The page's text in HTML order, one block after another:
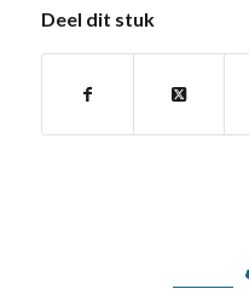
Deel dit stuk